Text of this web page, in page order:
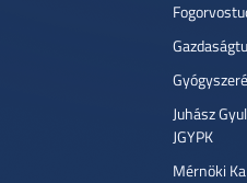
Juhász
JGYPK
Mérnöki